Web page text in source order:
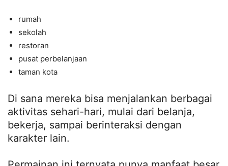
rumah
sekolah
restoran
pusat perbelanjaan
taman kota
Di sana mereka bisa menjalankan berbagai
aktivitas sehari-hari, mulai dari belanja,
bekerja, sampai berinteraksi dengan
karakter lain.